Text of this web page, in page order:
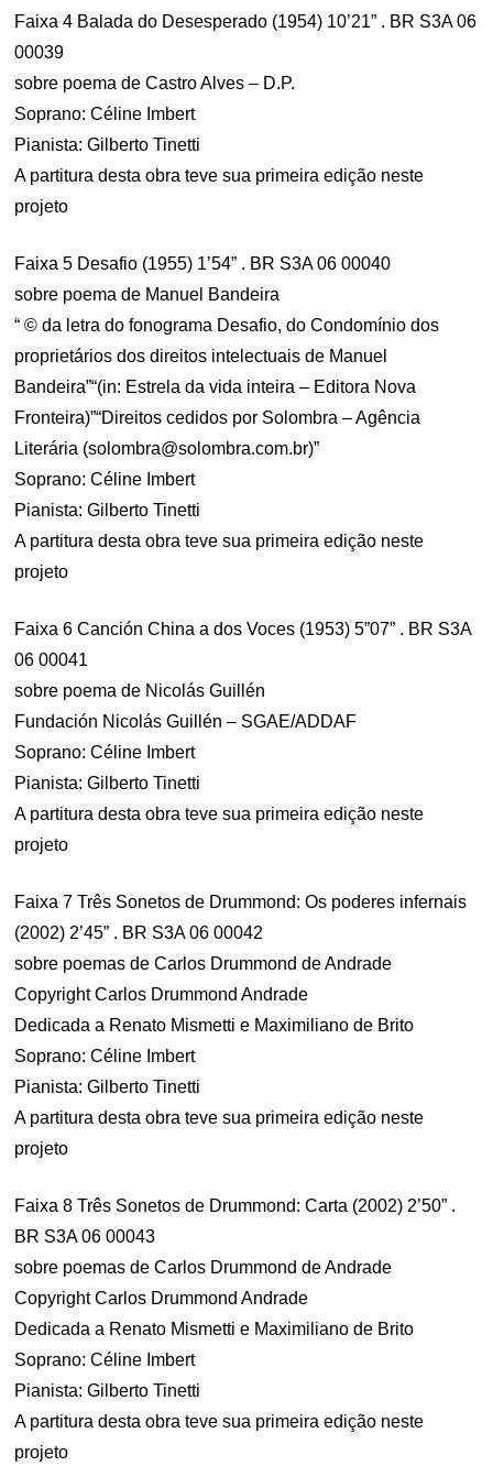
Faixa 4 Balada do Desesperado (1954) 10’21” . BR S3A 06
00039
sobre poema de Castro Alves – D.P.
Soprano: Céline Imbert
Pianista: Gilberto Tinetti
A partitura desta obra teve sua primeira edição neste
projeto
Faixa 5 Desafio (1955) 1’54” . BR S3A 06 00040
sobre poema de Manuel Bandeira
“ © da letra do fonograma Desafio, do Condomínio dos
proprietários dos direitos intelectuais de Manuel
Bandeira”“(in: Estrela da vida inteira – Editora Nova
Fronteira)”“Direitos cedidos por Solombra – Agência
Literária (solombra@solombra.com.br)”
Soprano: Céline Imbert
Pianista: Gilberto Tinetti
A partitura desta obra teve sua primeira edição neste
projeto
Faixa 6 Canción China a dos Voces (1953) 5”07” . BR S3A
06 00041
sobre poema de Nicolás Guillén
Fundación Nicolás Guillén – SGAE/ADDAF
Soprano: Céline Imbert
Pianista: Gilberto Tinetti
A partitura desta obra teve sua primeira edição neste
projeto
Faixa 7 Três Sonetos de Drummond: Os poderes infernais
(2002) 2’45” . BR S3A 06 00042
sobre poemas de Carlos Drummond de Andrade
Copyright Carlos Drummond Andrade
Dedicada a Renato Mismetti e Maximiliano de Brito
Soprano: Céline Imbert
Pianista: Gilberto Tinetti
A partitura desta obra teve sua primeira edição neste
projeto
Faixa 8 Três Sonetos de Drummond: Carta (2002) 2’50” .
BR S3A 06 00043
sobre poemas de Carlos Drummond de Andrade
Copyright Carlos Drummond Andrade
Dedicada a Renato Mismetti e Maximiliano de Brito
Soprano: Céline Imbert
Pianista: Gilberto Tinetti
A partitura desta obra teve sua primeira edição neste
projeto